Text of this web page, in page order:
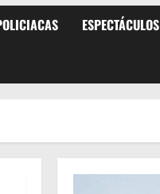
ESPECTÁCULOS